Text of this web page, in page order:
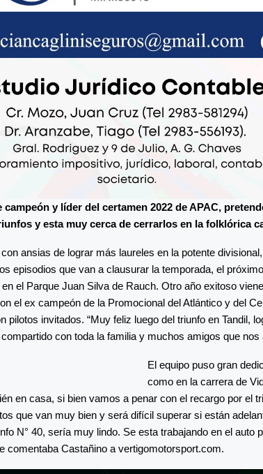
campeón y líder del certamen 2022 de APAC,
y esta muy cerca de cerrarlos en la folklórica
ansias de lograr más laureles en la potente
episodios que van a clausurar la temporada, el
el Parque Juan Silva de Rauch. Otro año exitoso
el ex campeón de la Promocional del Atlántico y del
pilotos invitados. “Muy feliz luego del triunfo en Tandil,
con toda la familia y muchos amigos que
El equipo puso gran
como en la carrera de
en casa, si bien vamos a penar con el recargo por el
que van muy bien y será difícil superar si están
N° 40, sería muy lindo. Se esta trabajando en el auto
comentaba Castañino a vertigomotorsport.com.